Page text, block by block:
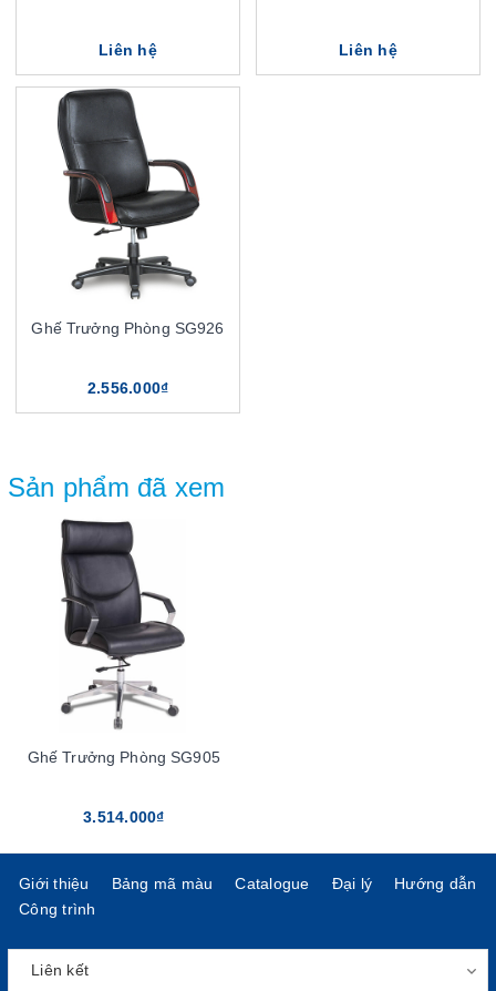
Liên hệ Liên hệ
Ghế Trưởng Phòng SG926
2.556.000₫
Sản phẩm đã xem
Ghế Trưởng Phòng SG905
3.514.000₫
Giới thiệu Bảng mã màu Catalogue Đại lý
Hướng dẫn
Công trình